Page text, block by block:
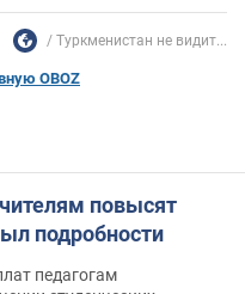
Туркменистан не видит...
OBOZ
повысят
подробности
педагогам